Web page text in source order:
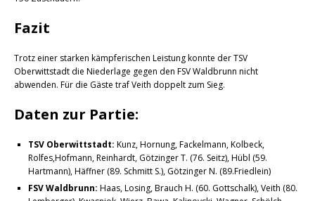
Fazit
Trotz einer starken kämpferischen Leistung konnte der TSV
Oberwittstadt die Niederlage gegen den FSV Waldbrunn nicht
abwenden. Für die Gäste traf Veith doppelt zum Sieg.
Daten zur Partie:
TSV Oberwittstadt: Kunz, Hornung, Fackelmann, Kolbeck,
Rolfes,Hofmann, Reinhardt, Götzinger T. (76. Seitz), Hübl (59.
Hartmann), Häffner (89. Schmitt S.), Götzinger N. (89.Friedlein)
FSV Waldbrunn: Haas, Losing, Brauch H. (60. Gottschalk), Veith (80.